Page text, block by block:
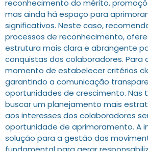
reconhecimento do mérito,
mas ainda há espaço para
significativos. Neste caso,
processos de reconhecimento,
estrutura mais clara e abrangente
conquistas dos colaboradores. Para
momento de estabelecer critérios
garantindo a comunicação
oportunidades de crescimento. Nas
buscar um planejamento mais
aos interesses dos colaboradores
oportunidade de aprimoramento. A
solução para a gestão das